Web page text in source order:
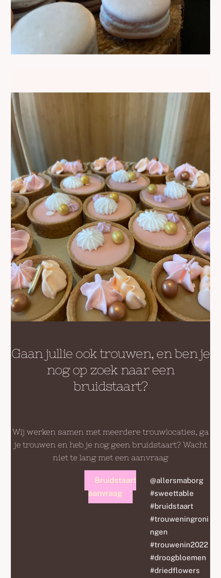
Gaan jullie ook trouwen, en ben je
nog op zoek naar een
bruidstaart?
Wij werken samen met meerdere trouwlocaties, ga
je trouwen en heb je nog geen bruidstaart? Wacht
niet te lang met een aanvraag
Bruidstaart
aanvraag
@allersmaborg
#sweettable
#bruidstaart
#trouweningroni
ngen
#trouwenin2022
#droogbloemen
#driedflowers